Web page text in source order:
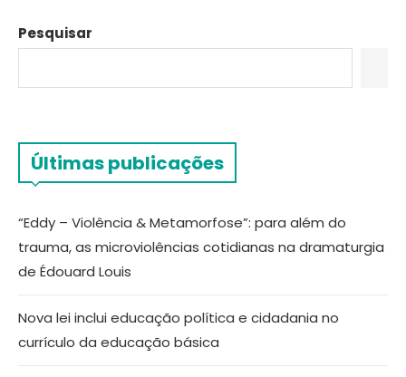
Pesquisar
Últimas publicações
“Eddy – Violência & Metamorfose”: para além do
trauma, as microviolências cotidianas na dramaturgia
de Édouard Louis
Nova lei inclui educação política e cidadania no
currículo da educação básica